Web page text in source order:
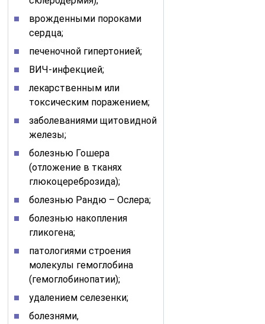
врожденными пороками
сердца;
печеночной гипертонией;
ВИЧ-инфекцией;
лекарственным или
токсическим поражением;
заболеваниями щитовидной
железы;
болезнью Гошера
(отложение в тканях
глюкоцереброзида);
болезнью Рандю – Ослера;
болезнью накопления
гликогена;
патологиями строения
молекулы гемоглобина
(гемоглобинопатии);
удалением селезенки;
болезнями,